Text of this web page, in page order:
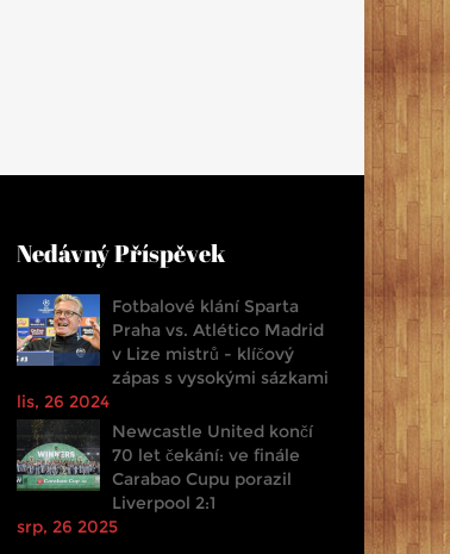
Nedávný Příspěvek
Fotbalové klání Sparta
Praha vs. Atlético Madrid
v Lize mistrů - klíčový
zápas s vysokými sázkami
lis, 26 2024
Newcastle United končí
70 let čekání: ve finále
Carabao Cupu porazil
Liverpool 2:1
srp, 26 2025